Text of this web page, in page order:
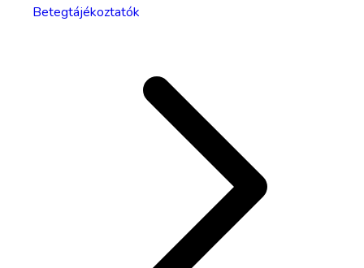
Betegtájékoztatók